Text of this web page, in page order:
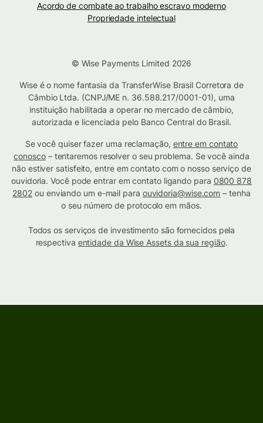
Acordo de combate ao trabalho escravo moderno
Propriedade intelectual
© Wise Payments Limited 2026
Wise é o nome fantasia da TransferWise Brasil Corretora de
Câmbio Ltda. (CNPJ/ME n. 36.588.217/0001-01), uma
instituição habilitada a operar no mercado de câmbio,
autorizada e licenciada pelo Banco Central do Brasil.
Se você quiser fazer uma reclamação, entre em contato
conosco– tentaremos resolver o seu problema. Se você ainda
não estiver satisfeito, entre em contato com o nosso serviço de
ouvidoria. Você pode entrar em contato ligando para 0800 878
2802 ou enviando um e-mail para ouvidoria@wise.com – tenha
o seu número de protocolo em mãos.
Todos os serviços de investimento são fornecidos pela
respectiva entidade da Wise Assets da sua região.